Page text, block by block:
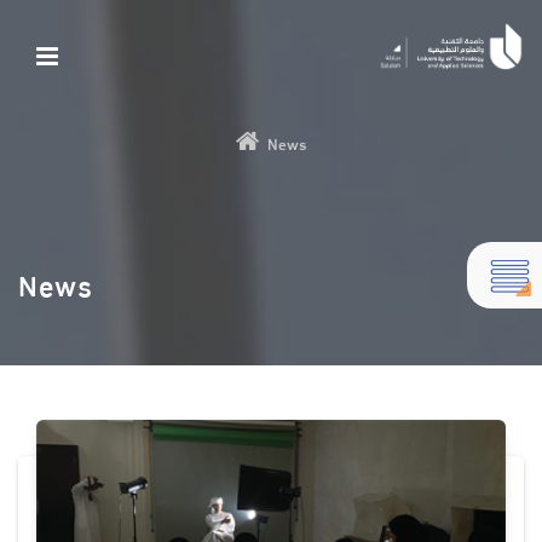
News
News